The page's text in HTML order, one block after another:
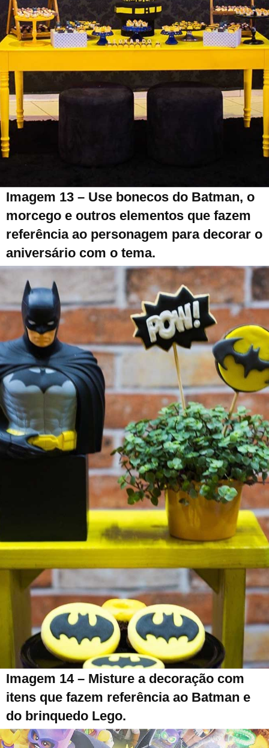
Imagem 13 – Use bonecos do Batman, o
morcego e outros elementos que fazem
referência ao personagem para decorar o
aniversário com o tema.
Imagem 14 – Misture a decoração com
itens que fazem referência ao Batman e
do brinquedo Lego.